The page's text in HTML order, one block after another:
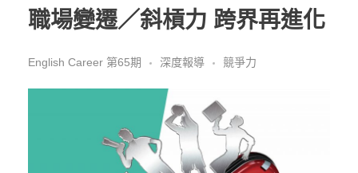
職場變遷／斜槓力 跨界再進化
English Career 第65期 深度報導 競爭力